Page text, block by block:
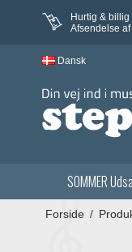
Hurtig &
Afsendelse
Dansk
SOMMER
Forside /